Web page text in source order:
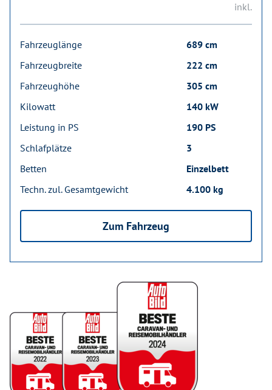
inkl.
Fahrzeuglänge
689 cm
Fahrzeugbreite
222 cm
Fahrzeughöhe
305 cm
Kilowatt
140 kW
Leistung in PS
190 PS
Schlafplätze
3
Betten
Einzelbett
Techn. zul. Gesamtgewicht
4.100 kg
Zum Fahrzeug